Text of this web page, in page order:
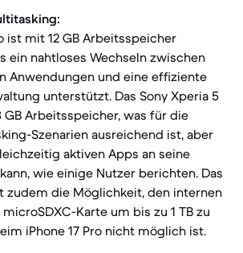
ist mit 12 GB Arbeitsspeicher
ein nahtloses Wechseln zwischen
Anwendungen und eine effiziente
unterstützt. Das Sony Xperia 5
Arbeitsspeicher, was für die
Szenarien ausreichend ist, aber
aktiven Apps an seine
wie einige Nutzer berichten. Das
zudem die Möglichkeit, den internen
Karte um bis zu 1 TB zu
iPhone 17 Pro nicht möglich ist.